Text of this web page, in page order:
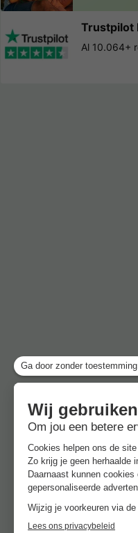
Trustpilot
Al 10.064+